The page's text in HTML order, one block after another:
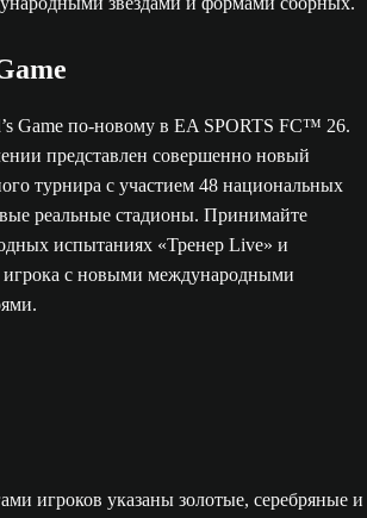
Game по-новому в EA SPORTS FC™ 26.
представлен совершенно новый
турнира с участием 48 национальных
реальные стадионы. Принимайте
испытаниях «Тренер Live» и
игрока с новыми международными
игроков указаны золотые, серебряные и